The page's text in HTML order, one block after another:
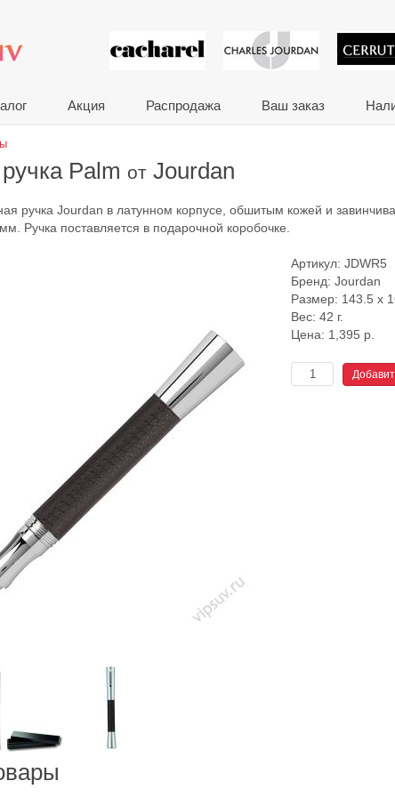
VIP сувениры и
Акция Распродажа Ваш заказ
Palm от Jourdan
ручка Jourdan в латунном корпусе, обшитым кожей и
Ручка поставляется в подарочной коробочке.
Артикул: JDWR5
Бренд: Jourdan
Размер: 143.5 x
Вес: 42 г.
Цена: 1,395 р.